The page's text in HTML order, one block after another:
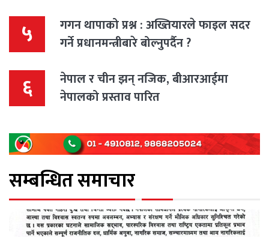
५
गगन थापाको प्रश्न : अख्तियारले फाइल सदर
गर्ने प्रधानमन्त्रीबारे बोल्नुपर्दैन ?
६
नेपाल र चीन झन् नजिक, बीआरआईमा
नेपालको प्रस्ताव पारित
सम्बन्धित समाचार